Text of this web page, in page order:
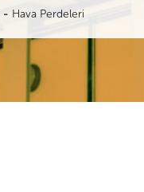
Hava Perdeleri